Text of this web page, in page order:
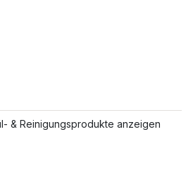
& Reinigungsprodukte anzeigen